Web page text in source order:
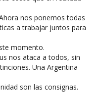
nos ponemos todas
a trabajar juntos para
momento.
nos ataca a todos, sin
Una Argentina
son las consignas.